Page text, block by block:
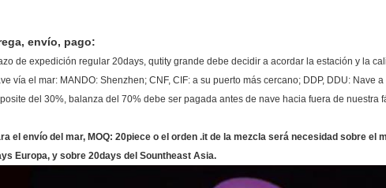
envío, pago:
de expedición regular 20days, qutity grande debe decidir a acordar la estación y la
vía el mar: MANDO: Shenzhen; CNF, CIF: a su puerto más cercano; DDP, DDU: Nave
del 30%, balanza del 70% debe ser pagada antes de nave hacia fuera de nuestra
el envío del mar, MOQ: 20piece o el orden .it de la mezcla será necesidad sobre el
Europa, y sobre 20days del Sountheast Asia.